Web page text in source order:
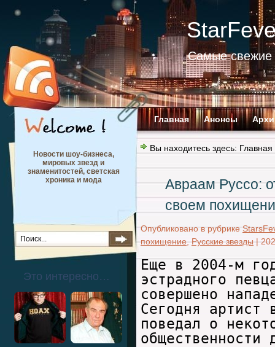
Самые свежие
Главная Анонсы
Новости шоу-бизнеса,
мировых звезд и
знаменитостей, светская
хроника и мода
Это интересно…
Вы находитесь здесь: Главная
Авраам Руссо:
своем
Опубликовано в рубрике
похищение Русские звезды |
Еще в 2004-м
эстрадного
совершено
Сегодня артист
поведал о
общественности